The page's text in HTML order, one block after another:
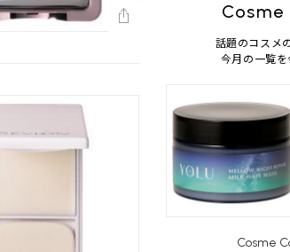
話題のコスメ
今月の一覧を
Cosme